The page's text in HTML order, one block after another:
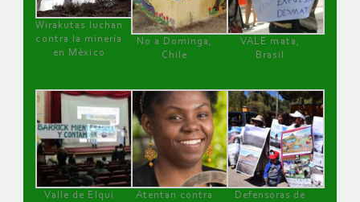
Wirakutas luchan
contra la minería
en México
No a Dominga,
Chile
VALE mata,
Brasil
Valle de Elqui
Atentan contra
Defensoras de